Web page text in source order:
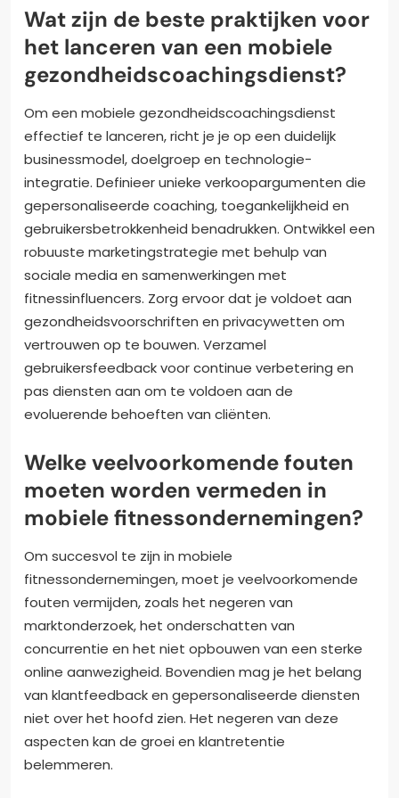
Wat zijn de beste praktijken voor
het lanceren van een mobiele
gezondheidscoachingsdienst?
Om een mobiele gezondheidscoachingsdienst
effectief te lanceren, richt je je op een duidelijk
businessmodel, doelgroep en technologie-
integratie. Definieer unieke verkoopargumenten die
gepersonaliseerde coaching, toegankelijkheid en
gebruikersbetrokkenheid benadrukken. Ontwikkel een
robuuste marketingstrategie met behulp van
sociale media en samenwerkingen met
fitnessinfluencers. Zorg ervoor dat je voldoet aan
gezondheidsvoorschriften en privacywetten om
vertrouwen op te bouwen. Verzamel
gebruikersfeedback voor continue verbetering en
pas diensten aan om te voldoen aan de
evoluerende behoeften van cliënten.
Welke veelvoorkomende fouten
moeten worden vermeden in
mobiele fitnessondernemingen?
Om succesvol te zijn in mobiele
fitnessondernemingen, moet je veelvoorkomende
fouten vermijden, zoals het negeren van
marktonderzoek, het onderschatten van
concurrentie en het niet opbouwen van een sterke
online aanwezigheid. Bovendien mag je het belang
van klantfeedback en gepersonaliseerde diensten
niet over het hoofd zien. Het negeren van deze
aspecten kan de groei en klantretentie
belemmeren.